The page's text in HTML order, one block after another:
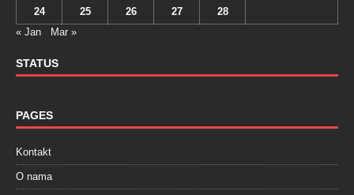
24 25 26 27
28
« Jan
Mar »
STATUS
PAGES
Kontakt
O nama